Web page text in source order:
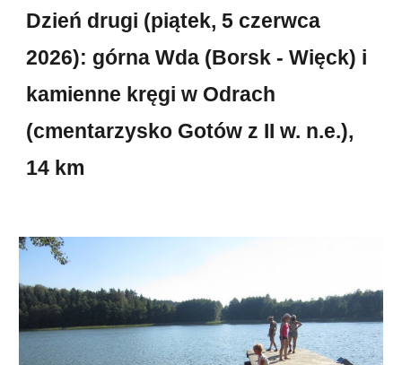
Dzień drugi (piątek,5 czerwca
2026): górna Wda (Borsk - Więck) i
kamienne kręgi w Odrach
(cmentarzysko Gotów z II w. n.e.),
14 km